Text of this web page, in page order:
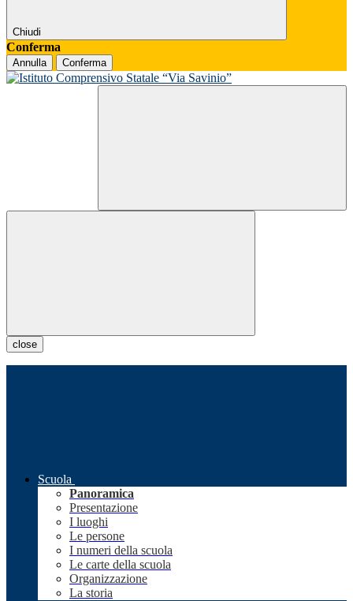
Chiudi
Conferma
Annulla Conferma
close
Scuola
Panoramica
Presentazione
I luoghi
Le persone
I numeri della scuola
Le carte della scuola
Organizzazione
La storia